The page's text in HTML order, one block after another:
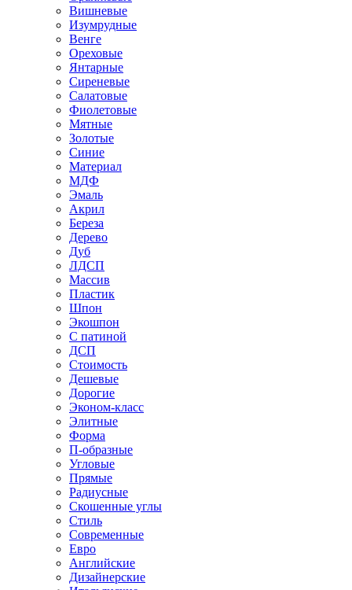
Вишневые
Изумрудные
Венге
Ореховые
Янтарные
Сиреневые
Салатовые
Фиолетовые
Мятные
Золотые
Синие
Материал
МДФ
Эмаль
Акрил
Береза
Дерево
Дуб
ЛДСП
Массив
Пластик
Шпон
Экошпон
С патиной
ДСП
Стоимость
Дешевые
Дорогие
Эконом-класс
Элитные
Форма
П-образные
Угловые
Прямые
Радиусные
Скошенные углы
Стиль
Современные
Евро
Английские
Дизайнерские